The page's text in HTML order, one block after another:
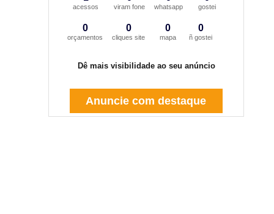
acessos viram fone whatsapp gostei
0
orçamentos
0
cliques site
0
mapa
0
ñ gostei
Dê mais visibilidade ao seu anúncio
Anuncie com destaque